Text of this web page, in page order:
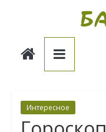
Балдёж
Интересное